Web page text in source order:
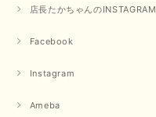
店長たかちゃんのINSTAGRAM
Facebook
Instagram
Ameba